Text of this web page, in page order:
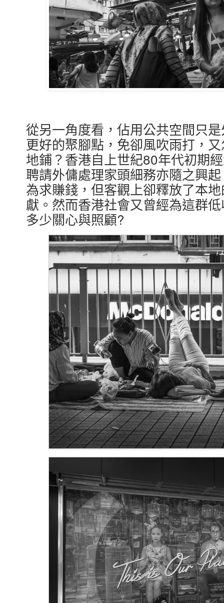
從另一角度看，佔用公共空間只
更好的聚腳點，免卻風吹雨打，
地鋪？香港自上世紀80年代初期
聘請外傭處理家頭細務亦隨之興
為求賺錢，但客觀上卻釋放了本
獻。然而香港社會又曾經為這群
多少關心與照顧?